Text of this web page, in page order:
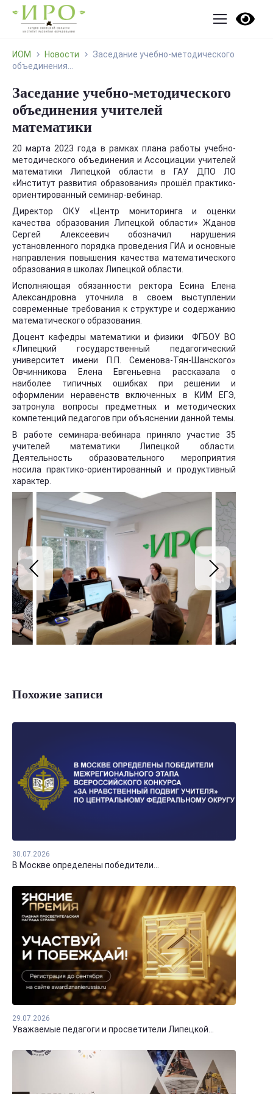
ИОМ Новости
Заседание учебно-методического
объединения...
Заседание учебно-методического
объединения учителей
математики
20 марта 2023 года в рамках плана работы учебно-
методического объединения и Ассоциации учителей
математики Липецкой области в ГАУ ДПО ЛО
«Институт развития образования» прошёл практико-
ориентированный семинар-вебинар.
Директор ОКУ «Центр мониторинга и оценки
качества образования Липецкой области» Жданов
Сергей Алексеевич обозначил нарушения
установленного порядка проведения ГИА и основные
направления повышения качества математического
образования в школах Липецкой области.
Исполняющая обязанности ректора Есина Елена
Александровна уточнила в своем выступлении
современные требования к структуре и содержанию
математического образования.
Доцент кафедры математики и физики ФГБОУ ВО
«Липецкий государственный педагогический
университет имени П.П. Семенова-Тян-Шанского»
Овчинникова Елена Евгеньевна рассказала о
наиболее типичных ошибках при решении и
оформлении неравенств включенных в КИМ ЕГЭ,
затронула вопросы предметных и методических
компетенций педагогов при объяснении данной темы.
В работе семинара-вебинара приняло участие 35
учителей математики Липецкой области.
Деятельность образовательного мероприятия
носила практико-ориентированный и продуктивный
характер.
Похожие записи
30.07.2026
В Москве определены победители...
29.07.2026
Уважаемые педагоги и просветители Липецкой...